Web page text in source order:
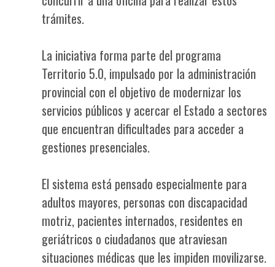
trámites.
La iniciativa forma parte del programa
Territorio 5.0, impulsado por la administración
provincial con el objetivo de modernizar los
servicios públicos y acercar el Estado a sectores
que encuentran dificultades para acceder a
gestiones presenciales.
El sistema está pensado especialmente para
adultos mayores, personas con discapacidad
motriz, pacientes internados, residentes en
geriátricos o ciudadanos que atraviesan
situaciones médicas que les impiden movilizarse.